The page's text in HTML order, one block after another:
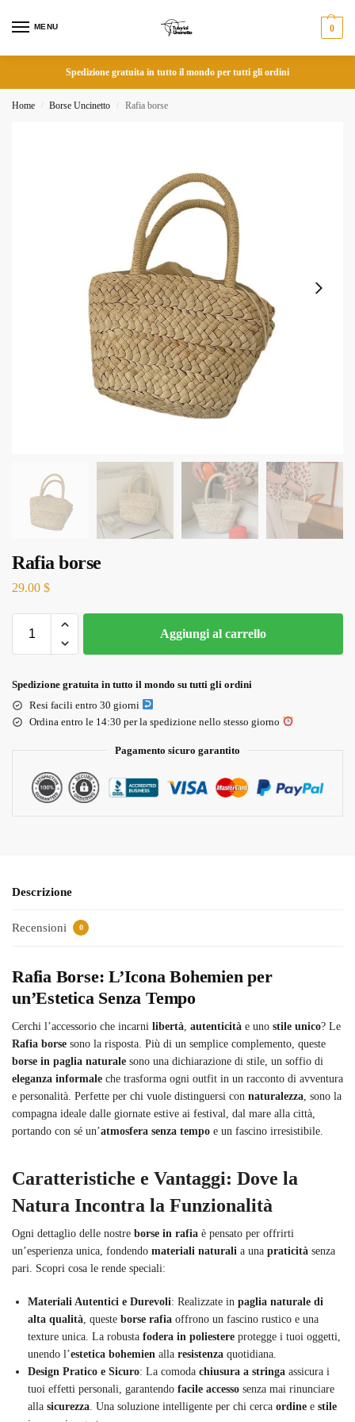
MENU 0
Spedizione gratuita in tutto il mondo per tutti gli ordini
Home / Borse Uncinetto / Rafia borse
Rafia borse
29.00 $
Aggiungi al carrello
Spedizione gratuita in tutto il mondo su tutti gli ordini
Resi facili entro 30 giorni
Ordina entro le 14:30 per la spedizione nello stesso giorno
Pagamento sicuro garantito
Descrizione
Recensioni 0
Rafia Borse: L’Icona Bohemien per
un’Estetica Senza Tempo
Cerchi l’accessorio che incarni libertà, autenticità e uno stile unico? Le
Rafia borse sono la risposta. Più di un semplice complemento, queste
borse in paglia naturale sono una dichiarazione di stile, un soffio di
eleganza informale che trasforma ogni outfit in un racconto di avventura
e personalità. Perfette per chi vuole distinguersi con naturalezza, sono la
compagna ideale dalle giornate estive ai festival, dal mare alla città,
portando con sé un’atmosfera senza tempo e un fascino irresistibile.
Caratteristiche e Vantaggi: Dove la
Natura Incontra la Funzionalità
Ogni dettaglio delle nostre borse in rafia è pensato per offrirti
un’esperienza unica, fondendo materiali naturali a una praticità senza
pari. Scopri cosa le rende speciali:
Materiali Autentici e Durevoli: Realizzate in paglia naturale di
alta qualità , queste borse rafia offrono un fascino rustico e una
texture unica. La robusta fodera in poliestere protegge i tuoi oggetti,
unendo l’estetica bohemien alla resistenza quotidiana.
Design Pratico e Sicuro: La comoda chiusura a stringa assicura i
tuoi effetti personali, garantendo facile accesso senza mai rinunciare
alla sicurezza . Una soluzione intelligente per chi cerca ordine e stile